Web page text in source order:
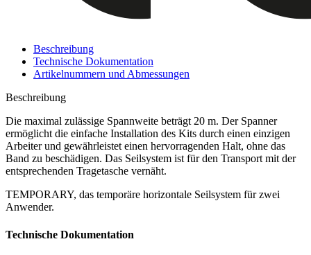
Beschreibung
Technische Dokumentation
Artikelnummern und Abmessungen
Beschreibung
Die maximal zulässige Spannweite beträgt 20 m. Der Spanner
ermöglicht die einfache Installation des Kits durch einen einzigen
Arbeiter und gewährleistet einen hervorragenden Halt, ohne das
Band zu beschädigen. Das Seilsystem ist für den Transport mit der
entsprechenden Tragetasche vernäht.
TEMPORARY, das temporäre horizontale Seilsystem für zwei
Anwender.
Technische Dokumentation